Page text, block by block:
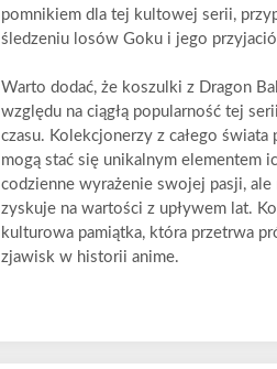
pomnikiem dla tej kultowej serii,
śledzeniu losów Goku i jego
Warto dodać, że koszulki z Dragon
względu na ciągłą popularność tej
czasu. Kolekcjonerzy z całego
mogą stać się unikalnym elementem
codzienne wyrażenie swojej pasji,
zyskuje na wartości z upływem lat.
kulturowa pamiątka, która przetrwa
zjawisk w historii anime.